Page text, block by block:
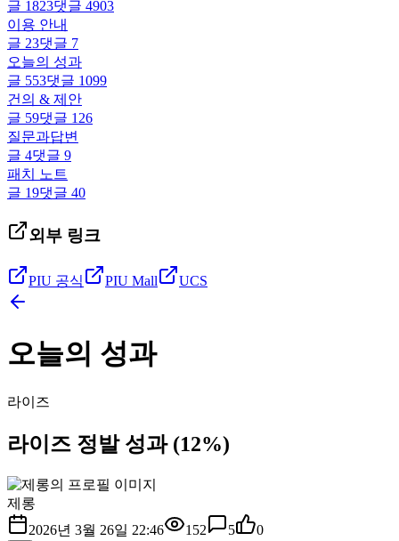
글 1823댓글 4903
이용 안내
글 23댓글 7
오늘의 성과
글 553댓글 1099
건의 & 제안
글 59댓글 126
질문과답변
글 4댓글 9
패치 노트
글 19댓글 40
외부 링크
PIU 공식 PIU Mall UCS
오늘의 성과
라이즈
라이즈 정발 성과 (12%)
제롱
2026년 3월 26일 22:46
152 5 0